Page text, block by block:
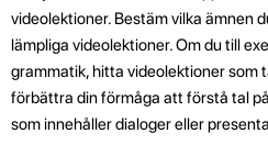
videolektioner. Bestäm vilka ämnen
lämpliga videolektioner. Om du till
grammatik, hitta videolektioner som
förbättra din förmåga att förstå tal
som innehåller dialoger eller